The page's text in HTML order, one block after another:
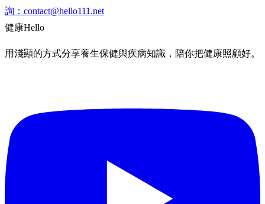
詢： contact@hello111.net
健康Hello
用淺顯的方式分享養生保健與疾病知識，陪你把健康照顧好。